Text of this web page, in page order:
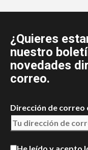
¿Quieres
nuestro
novedades
correo.
Dirección de correo